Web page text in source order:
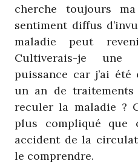
cherche toujours
sentiment diffus
maladie peut
Cultiverais-je
puissance car j’ai été
un an de
reculer la maladie ?
plus compliqué que
accident de la
le comprendre.